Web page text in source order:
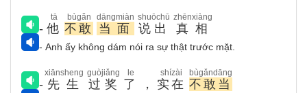
- 他
tā
不敢
bùgǎn
当面
dāngmiàn
说出
shuōchū
真相
zhēnxiàng
- Anh ấy không dám nói ra sự thật trước mặt.
- 先生
xiānsheng
过奖
guòjiǎng
了
le
， 实在
shízài
不敢当
bùgǎndāng